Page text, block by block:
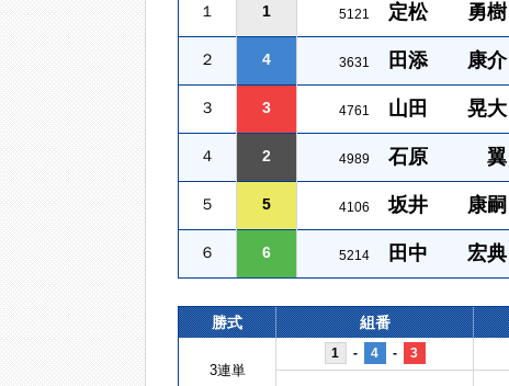
１ 1 5121 定松 勇樹
２ 4 3631 田添 康介
３ 3 4761 山田 晃大
４ 2 4989 石原 翼
５ 5 4106 坂井 康嗣
６ 6 5214 田中 宏典
勝式 組番
3連単
1 - 4 - 3